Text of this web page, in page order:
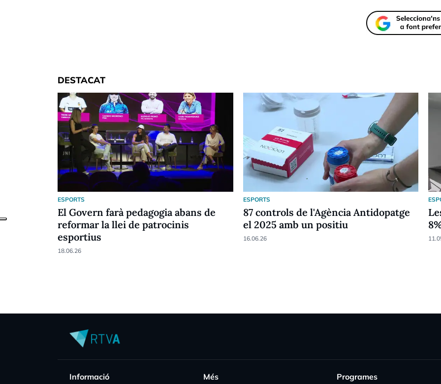
DESTACAT
ESPORTS
El Govern farà pedagogia abans de
reformar la llei de patrocinis
esportius
18.06.26
ESPORTS
87 controls de l'Agència Antidopatge
el 2025 amb un positiu
16.06.26
Informació Més Programes